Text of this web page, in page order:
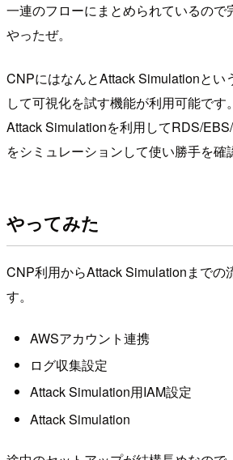
一連のフローにまとめられているので
やったぜ。
CNPにはなんとAttack Simulationとい
して可視化を試す機能が利用可能で
Attack Simulationを利用してRDS/
をシミュレーションして使い勝手を確
やってみた
CNP利用からAttack Simulationまでの
す。
AWSアカウント連携
ログ収集設定
Attack Simulation用IAM設定
Attack Simulation